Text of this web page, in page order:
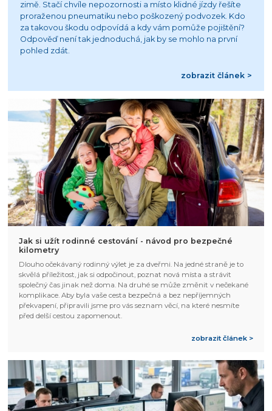
zimě. Stačí chvíle nepozornosti a místo klidné jízdy řešíte
proraženou pneumatiku nebo poškozený podvozek. Kdo
za takovou škodu odpovídá a kdy vám pomůže pojištění?
Odpověď není tak jednoduchá, jak by se mohlo na první
pohled zdát.
zobrazit článek >
Jak si užít rodinné cestování - návod pro bezpečné
kilometry
Dlouho očekávaný rodinný výlet je za dveřmi. Na jedné straně je to
skvělá příležitost, jak si odpočinout, poznat nová místa a strávit
společný čas jinak než doma. Na druhé se může změnit v nečekané
komplikace. Aby byla vaše cesta bezpečná a bez nepříjemných
překvapení, připravili jsme pro vás seznam věcí, na které nesmíte
před delší cestou zapomenout.
zobrazit článek >